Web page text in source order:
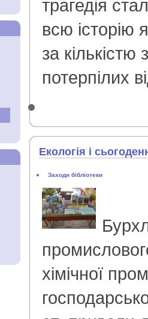
всю історію
за кількістю
потерпілих
Екологія і
Заходи бібліотеки
хімічної